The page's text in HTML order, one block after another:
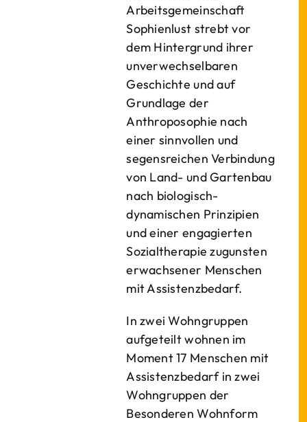
Arbeitsgemeinschaft
Sophienlust strebt vor
dem Hintergrund ihrer
unverwechselbaren
Geschichte und auf
Grundlage der
Anthroposophie nach
einer sinnvollen und
segensreichen Verbindung
von Land- und Gartenbau
nach biologisch-
dynamischen Prinzipien
und einer engagierten
Sozialtherapie zugunsten
erwachsener Menschen
mit Assistenzbedarf.
In zwei Wohngruppen
aufgeteilt wohnen im
Moment 17 Menschen mit
Assistenzbedarf in zwei
Wohngruppen der
Besonderen Wohnform